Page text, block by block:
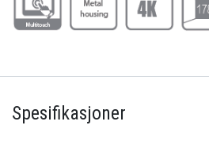
Spesifikasjoner